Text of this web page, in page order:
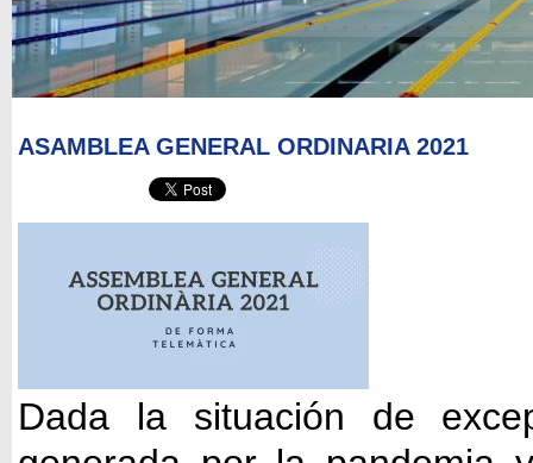
ASAMBLEA GENERAL ORDINARIA 2021
Dada la situación de